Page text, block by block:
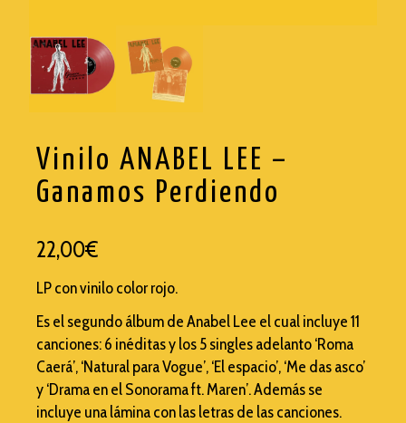
WISEMEN PROJECT
Vinilo ANABEL LEE –
Ganamos Perdiendo
22,00€
LP con vinilo color rojo.
Es el segundo álbum de Anabel Lee el cual incluye 11
canciones: 6 inéditas y los 5 singles adelanto ‘Roma
Caerá’, ‘Natural para Vogue’, ‘El espacio’, ‘Me das asco’
y ‘Drama en el Sonorama ft. Maren’. Además se
incluye una lámina con las letras de las canciones.